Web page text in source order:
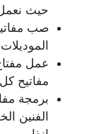
حيث
صب
عمل
مفاتيح
برمجة
الفنين